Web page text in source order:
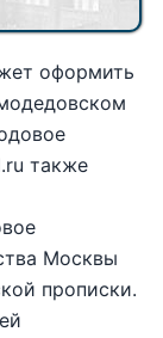
оформить
также
Москвы
прописки.